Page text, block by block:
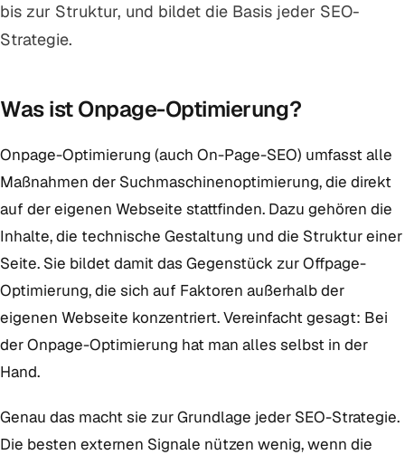
bis zur Struktur, und bildet die Basis jeder SEO-
Strategie.
Was ist Onpage-Optimierung?
Onpage-Optimierung (auch On-Page-SEO) umfasst alle
Maßnahmen der Suchmaschinenoptimierung, die direkt
auf der eigenen Webseite stattfinden. Dazu gehören die
Inhalte, die technische Gestaltung und die Struktur einer
Seite. Sie bildet damit das Gegenstück zur Offpage-
Optimierung, die sich auf Faktoren außerhalb der
eigenen Webseite konzentriert. Vereinfacht gesagt: Bei
der Onpage-Optimierung hat man alles selbst in der
Hand.
Genau das macht sie zur Grundlage jeder SEO-Strategie.
Die besten externen Signale nützen wenig, wenn die